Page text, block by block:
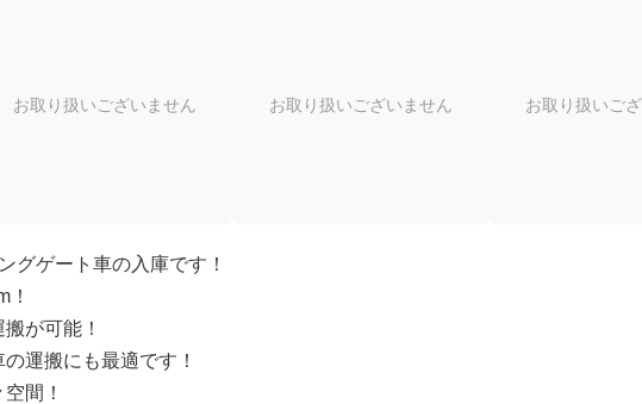
お取り扱いございません お取り扱いございません お取り扱いご
グゲート車の入庫です！
が可能！
運搬にも最適です！
間！